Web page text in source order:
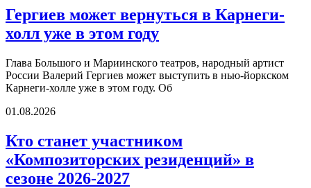
Гергиев может вернуться в Карнеги-
холл уже в этом году
Глава Большого и Мариинского театров, народный артист
России Валерий Гергиев может выступить в нью-йоркском
Карнеги-холле уже в этом году. Об
01.08.2026
Кто станет участником
«Композиторских резиденций» в
сезоне 2026-2027